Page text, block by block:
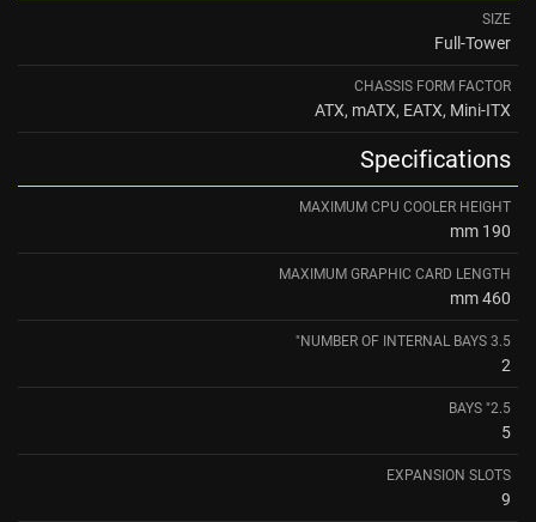
SIZE
Full-Tower
CHASSIS FORM FACTOR
ATX, mATX, EATX, Mini-ITX
Specifications
MAXIMUM CPU COOLER HEIGHT
190 mm
MAXIMUM GRAPHIC CARD LENGTH
460 mm
NUMBER OF INTERNAL BAYS 3.5"
2
2.5" BAYS
5
EXPANSION SLOTS
9